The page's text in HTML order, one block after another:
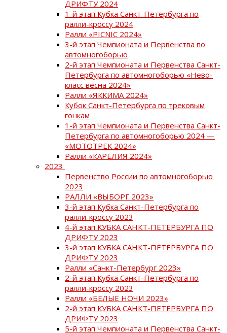
ДРИФТУ 2024
1-й этап Кубка Санкт-Петербурга по
ралли-кроссу 2024
Ралли «PICNIC 2024»
3-й этап Чемпионата и Первенства по
автомногоборью
2-й этап Чемпионата и Первенства Санкт-
Петербурга по автомногоборью «Нево-
класс весна 2024»
Ралли «ЯККИМА 2024»
Кубок Санкт-Петербурга по трековым
гонкам
1-й этап Чемпионата и Первенства Санкт-
Петербурга по автомногоборью 2024 —
«МОТОТРЕК 2024»
Ралли «КАРЕЛИЯ 2024»
2023
Первенство России по автомногоборью
2023
РАЛЛИ «ВЫБОРГ 2023»
3-й этап Кубка Санкт-Петербурга по
ралли-кроссу 2023
4-й этап КУБКА САНКТ-ПЕТЕРБУРГА ПО
ДРИФТУ 2023
3-й этап КУБКА САНКТ-ПЕТЕРБУРГА ПО
ДРИФТУ 2023
Ралли «Санкт-Петербург 2023»
2-й этап Кубка Санкт-Петербурга по
ралли-кроссу 2023
Ралли «БЕЛЫЕ НОЧИ 2023»
2-й этап КУБКА САНКТ-ПЕТЕРБУРГА ПО
ДРИФТУ 2023
5-й этап Чемпионата и Первенства Санкт-